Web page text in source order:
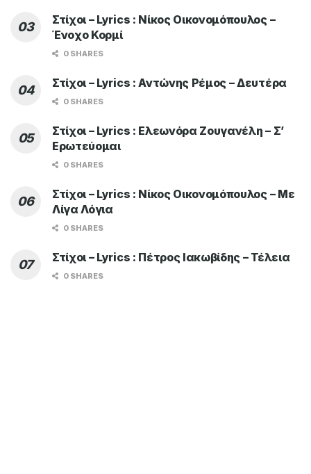
Στίχοι – Lyrics : Νίκος Οικονομόπουλος –
Ένοχο Κορμί
0 SHARES
Στίχοι – Lyrics : Αντώνης Ρέμος – Δευτέρα
0 SHARES
Στίχοι – Lyrics : Ελεωνόρα Ζουγανέλη – Σ’
Ερωτεύομαι
0 SHARES
Στίχοι – Lyrics : Νίκος Οικονομόπουλος – Με
Λίγα Λόγια
0 SHARES
Στίχοι – Lyrics : Πέτρος Ιακωβίδης – Τέλεια
0 SHARES